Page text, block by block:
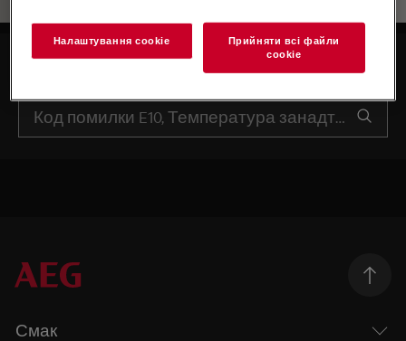
Шукайте серед наших статей підтримки
Смак
Налаштування cookie
Прийняти всі файли
сookie